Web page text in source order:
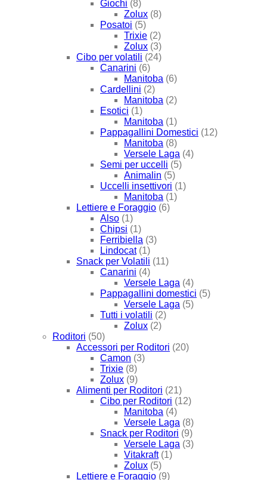
Giochi (8)
Zolux (8)
Posatoi (5)
Trixie (2)
Zolux (3)
Cibo per volatili (24)
Canarini (6)
Manitoba (6)
Cardellini (2)
Manitoba (2)
Esotici (1)
Manitoba (1)
Pappagallini Domestici (12)
Manitoba (8)
Versele Laga (4)
Semi per uccelli (5)
Animalin (5)
Uccelli insettivori (1)
Manitoba (1)
Lettiere e Foraggio (6)
Also (1)
Chipsi (1)
Ferribiella (3)
Lindocat (1)
Snack per Volatili (11)
Canarini (4)
Versele Laga (4)
Pappagallini domestici (5)
Versele Laga (5)
Tutti i volatili (2)
Zolux (2)
Roditori (50)
Accessori per Roditori (20)
Camon (3)
Trixie (8)
Zolux (9)
Alimenti per Roditori (21)
Cibo per Roditori (12)
Manitoba (4)
Versele Laga (8)
Snack per Roditori (9)
Versele Laga (3)
Vitakraft (1)
Zolux (5)
Lettiere e Foraggio (9)